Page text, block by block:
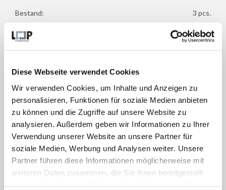
Diese Webseite verwendet Cookies
Wir verwenden Cookies, um Inhalte und Anzeigen zu
personalisieren, Funktionen für soziale Medien anbieten
zu können und die Zugriffe auf unsere Website zu
analysieren. Außerdem geben wir Informationen zu Ihrer
Verwendung unserer Website an unsere Partner für
soziale Medien, Werbung und Analysen weiter. Unsere
Partner führen diese Informationen möglicherweise mit
weiteren Daten zusammen, die Sie ihnen bereitgestellt
Bestand:
3 pcs.
Maße:
470×450×760 mm